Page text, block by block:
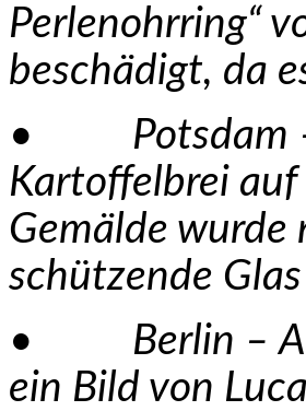
Perlenohrring“
beschädigt, da
• Potsdam –
Kartoffelbrei auf
Gemälde wurde
schützende
• Berlin –
ein Bild von